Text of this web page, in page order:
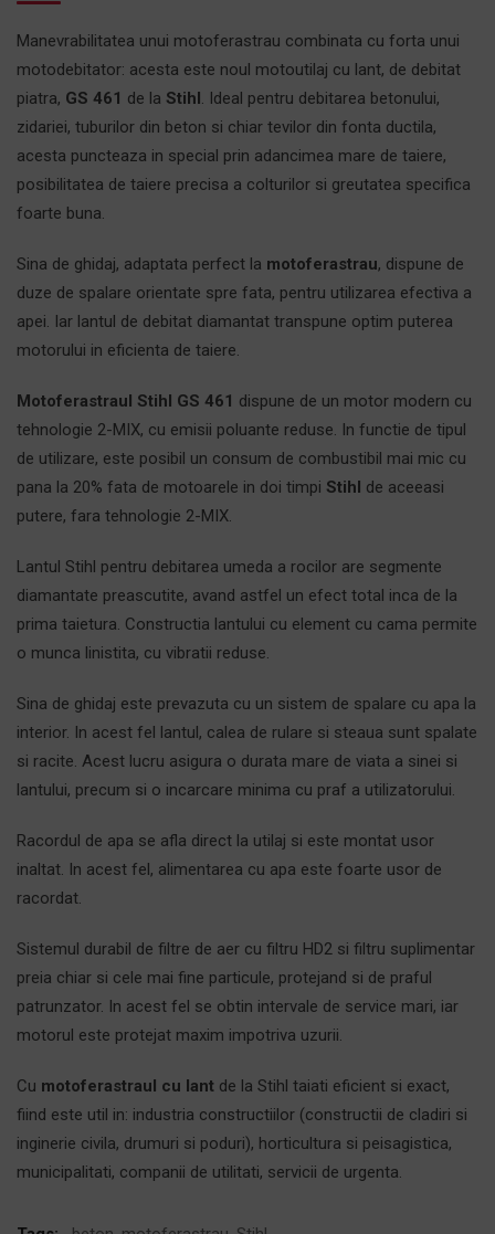
Manevrabilitatea unui motoferastrau combinata cu forta unui
motodebitator: acesta este noul motoutilaj cu lant, de debitat
piatra, GS 461 de la Stihl. Ideal pentru debitarea betonului,
zidariei, tuburilor din beton si chiar tevilor din fonta ductila,
acesta puncteaza in special prin adancimea mare de taiere,
posibilitatea de taiere precisa a colturilor si greutatea specifica
foarte buna.
Sina de ghidaj, adaptata perfect la motoferastrau, dispune de
duze de spalare orientate spre fata, pentru utilizarea efectiva a
apei. Iar lantul de debitat diamantat transpune optim puterea
motorului in eficienta de taiere.
Motoferastraul Stihl GS 461 dispune de un motor modern cu
tehnologie 2-MIX, cu emisii poluante reduse. In functie de tipul
de utilizare, este posibil un consum de combustibil mai mic cu
pana la 20% fata de motoarele in doi timpi Stihl de aceeasi
putere, fara tehnologie 2-MIX.
Lantul Stihl pentru debitarea umeda a rocilor are segmente
diamantate preascutite, avand astfel un efect total inca de la
prima taietura. Constructia lantului cu element cu cama permite
o munca linistita, cu vibratii reduse.
Sina de ghidaj este prevazuta cu un sistem de spalare cu apa la
interior. In acest fel lantul, calea de rulare si steaua sunt spalate
si racite. Acest lucru asigura o durata mare de viata a sinei si
lantului, precum si o incarcare minima cu praf a utilizatorului.
Racordul de apa se afla direct la utilaj si este montat usor
inaltat. In acest fel, alimentarea cu apa este foarte usor de
racordat.
Sistemul durabil de filtre de aer cu filtru HD2 si filtru suplimentar
preia chiar si cele mai fine particule, protejand si de praful
patrunzator. In acest fel se obtin intervale de service mari, iar
motorul este protejat maxim impotriva uzurii.
Cu motoferastraul cu lant de la Stihl taiati eficient si exact,
fiind este util in: industria constructiilor (constructii de cladiri si
inginerie civila, drumuri si poduri), horticultura si peisagistica,
municipalitati, companii de utilitati, servicii de urgenta.